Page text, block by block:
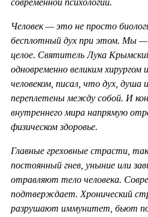
современной психологии.
Человек — это не просто
бесплотный дух при этом. Мы —
целое. Святитель Лука
одновременно великим
человеком, писал, что дух,
переплетены между собой. И
внутреннего мира напрямую
физическом здоровье.
Главные греховные страсти,
постоянный гнев, уныние или
отравляют тело человека.
подтверждает. Хронический
разрушают иммунитет, бьют по